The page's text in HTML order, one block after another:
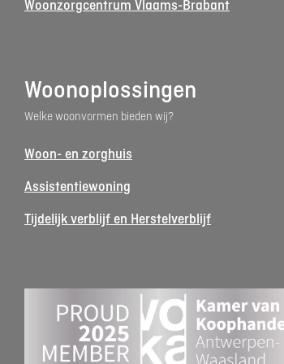
Woonzorgcentrum Vlaams-Brabant
Woonoplossingen
Welke woonvormen bieden wij?
Woon- en zorghuis
Assistentiewoning
Tijdelijk verblijf en Herstelverblijf